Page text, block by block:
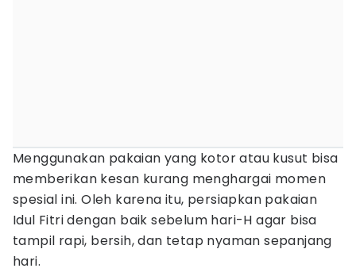
Menggunakan pakaian yang kotor atau kusut bisa
memberikan kesan kurang menghargai momen
spesial ini. Oleh karena itu, persiapkan pakaian
Idul Fitri dengan baik sebelum hari-H agar bisa
tampil rapi, bersih, dan tetap nyaman sepanjang
hari.